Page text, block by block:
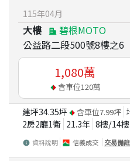
115年04月
大樓
碧根MOTO
公益路二段500號8樓之6
1,080萬
含車位120萬
建坪34.35坪 含車位7.99坪
2房2廳1衛 21.3年 8樓/14樓
資料說明 信義成交 交易備註